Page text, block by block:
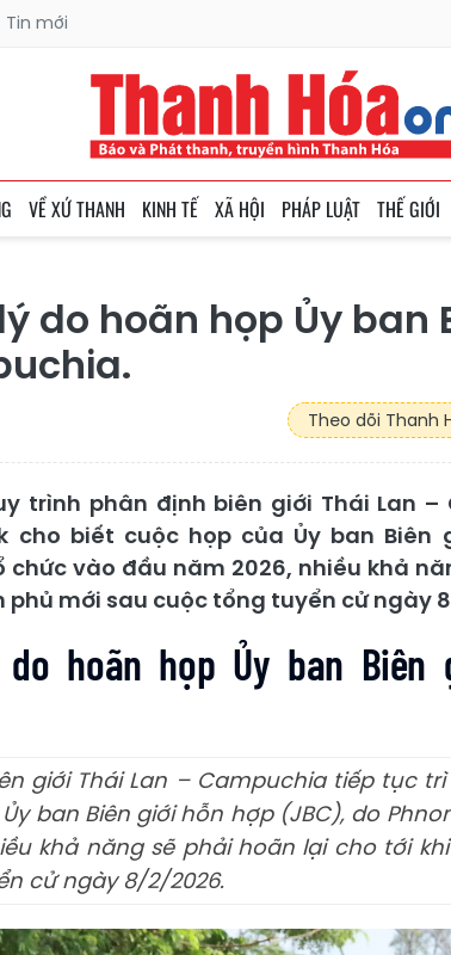
Tin mới
VỀ XỨ THANH KINH TẾ XÃ HỘI PHÁP LUẬT THẾ GIỚI
do hoãn họp Ủy ban
Theo dõi Thanh
trình phân định biên giới Thái Lan
cho biết cuộc họp của Ủy ban Biên
chức vào đầu năm 2026, nhiều khả
phủ mới sau cuộc tổng tuyển cử ngày
hoãn họp Ủy ban Biên
giới Thái Lan – Campuchia tiếp tục
ban Biên giới hỗn hợp (JBC), do
khả năng sẽ phải hoãn lại cho tới
cử ngày 8/2/2026.